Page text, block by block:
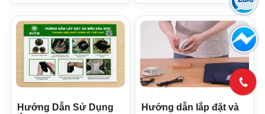
Hướng Dẫn Sử Dụng Hướng dẫn lắp đặt và